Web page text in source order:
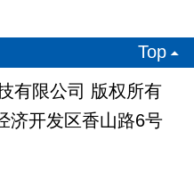
Top
有限公司 版权所有
济开发区香山路6号